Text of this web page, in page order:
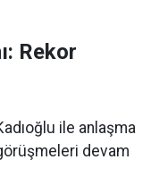
Rekor
ile anlaşma
devam